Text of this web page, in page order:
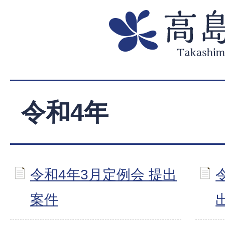
令和4年
令和4年3月定例会 提出
案件